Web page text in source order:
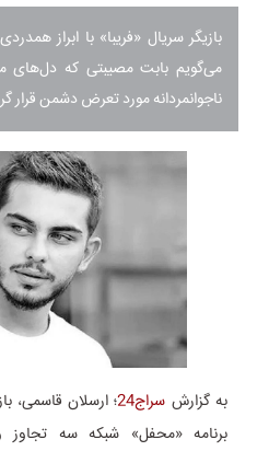
بازیگر سریال «فریبا» با ابراز
می‌گویم بابت مصیبتی که دل‌های
ناجوانمردانه مورد تعرض دشمن قرار
به گزارش سراج24
؛ ارسلان قاسمی،
برنامه «محفل» شبکه سه تجاوز